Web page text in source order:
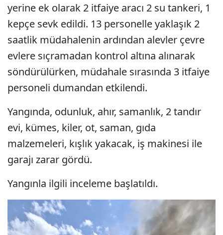
yerine ek olarak 2 itfaiye aracı 2 su tankeri, 1
kepçe sevk edildi. 13 personelle yaklaşık 2
saatlik müdahalenin ardından alevler çevre
evlere sıçramadan kontrol altına alınarak
söndürülürken, müdahale sırasında 3 itfaiye
personeli dumandan etkilendi.
Yangında, odunluk, ahır, samanlık, 2 tandır
evi, kümes, kiler, ot, saman, gıda
malzemeleri, kışlık yakacak, iş makinesi ile
garajı zarar gördü.
Yangınla ilgili inceleme başlatıldı.